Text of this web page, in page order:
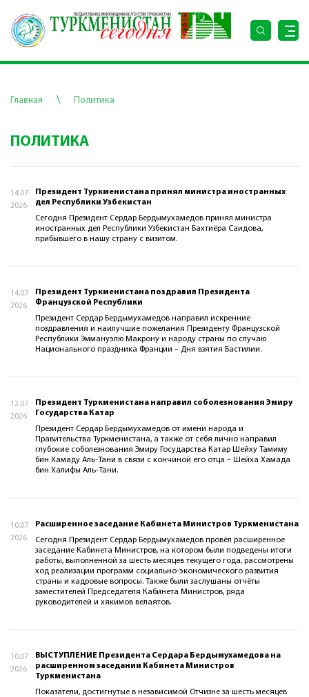
Главная \ Политика
ПОЛИТИКА
14.07
2026
Президент Туркменистана принял министра иностранных
дел Республики Узбекистан
Сегодня Президент Сердар Бердымухамедов принял минист­ра
иностранных дел Республики Узбекистан Бахтиёра Саидова,
прибывшего в нашу страну с визитом.
14.07
2026
Президент Туркменистана поздравил Президента
Французской Республики
Президент Сердар Бердымухамедов направил искренние
поздравления и наилучшие пожелания Президенту Французской
Республики Эммануэлю Макрону и народу страны по случаю
Национального праздника Франции – Дня взятия Бастилии.
12.07
2026
Президент Туркменистана направил соболезнования Эмиру
Государства Катар
Президент Сердар Бердымухамедов от имени народа и
Правительства Туркменистана, а также от себя лично направил
глубокие соболезнования Эмиру Государства Катар Шейху Тамиму
бин Хамаду Аль-Тани в связи с кончиной его отца – Шейха Хамада
бин Халифы Аль-Тани.
10.07
2026
Расширенное заседание Кабинета Министров Туркменистана
Сегодня Президент Сердар Бердымухамедов провёл расширенное
заседание Кабинета Министров, на котором были подведены итоги
работы, выполненной за шесть месяцев текущего года, рассмотрены
ход реализации программ социально-экономического развития
страны и кадровые вопросы. Также были заслушаны отчёты
заместителей Председателя Кабинета Министров, ряда
руководителей и хякимов велаятов.
10.07
2026
ВЫСТУПЛЕНИЕ Президента Сердара Бердымухамедова на
расширенном заседании Кабинета Министров
Туркменистана
Показатели, достигнутые в независимой Отчизне за шесть месяцев